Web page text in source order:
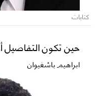
كتابات
حين تكون
ابراهيم باشغيوان